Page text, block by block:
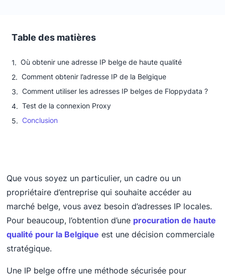
Que vous soyez un particulier, un cadre ou un
propriétaire d’entreprise qui souhaite accéder au
marché belge, vous avez besoin d’adresses IP locales.
Pour beaucoup, l’obtention d’une procuration de haute
qualité pour la Belgique est une décision commerciale
stratégique.
Une IP belge offre une méthode sécurisée pour
Table des matières
Où obtenir une adresse IP belge de haute qualité
Comment obtenir l’adresse IP de la Belgique
Comment utiliser les adresses IP belges de Floppydata ?
Test de la connexion Proxy
Conclusion